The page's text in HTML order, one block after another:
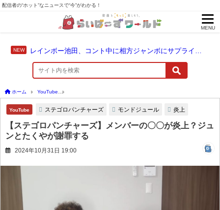
配信者の“ホット”なニュースで“今”がわかる！
MENU
ホーム YouTube
YouTube ステゴロパンチャーズ モンドジュール 炎上
【ステゴロパンチャーズ】メンバーの〇〇が炎上？ジュ
ンとたくやが謝罪する
2024年10月31日 19:00